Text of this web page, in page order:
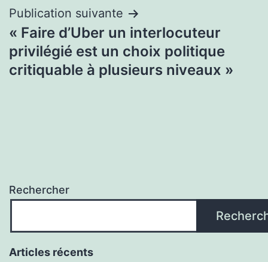
Publication suivante
« Faire d’Uber un interlocuteur
privilégié est un choix politique
critiquable à plusieurs niveaux »
Rechercher
Articles récents